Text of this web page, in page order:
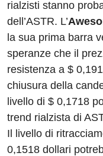
rialzisti stanno
dell’ASTR. L’
la sua prima barra
speranze che il
resistenza a $
chiusura della
livello di $ 0,1718
trend rialzista di
Il livello di
0,1518 dollari